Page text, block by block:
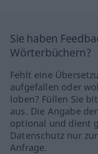
Sie haben
Wörterbüchern?
Fehlt eine
aufgefallen oder
loben? Füllen Sie
aus. Die Angabe
optional und dient
Datenschutz nur
Anfrage.